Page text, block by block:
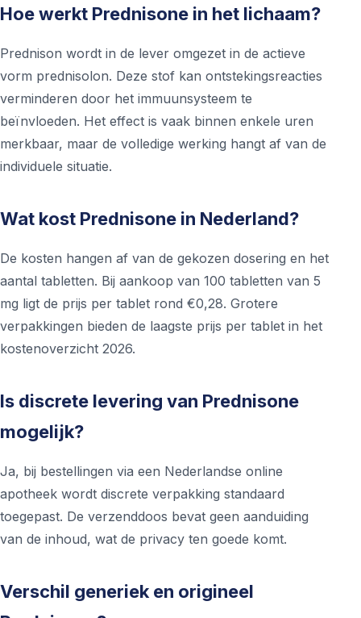
Hoe werkt Prednisone in het lichaam?
Prednison wordt in de lever omgezet in de actieve
vorm prednisolon. Deze stof kan ontstekingsreacties
verminderen door het immuunsysteem te
beïnvloeden. Het effect is vaak binnen enkele uren
merkbaar, maar de volledige werking hangt af van de
individuele situatie.
Wat kost Prednisone in Nederland?
De kosten hangen af van de gekozen dosering en het
aantal tabletten. Bij aankoop van 100 tabletten van 5
mg ligt de prijs per tablet rond €0,28. Grotere
verpakkingen bieden de laagste prijs per tablet in het
kostenoverzicht 2026.
Is discrete levering van Prednisone
mogelijk?
Ja, bij bestellingen via een Nederlandse online
apotheek wordt discrete verpakking standaard
toegepast. De verzenddoos bevat geen aanduiding
van de inhoud, wat de privacy ten goede komt.
Verschil generiek en origineel